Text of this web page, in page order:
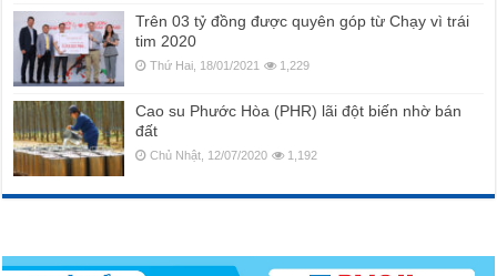
Trên 03 tỷ đồng được quyên góp từ Chạy vì trái
tim 2020
Thứ Hai, 18/01/2021 1,229
Cao su Phước Hòa (PHR) lãi đột biến nhờ bán
đất
Chủ Nhật, 12/07/2020 1,192